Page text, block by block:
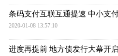
条码支付互联互通提速 中小支
2020-01-08 13:57:10
进度再提前 地方债发行大幕开启